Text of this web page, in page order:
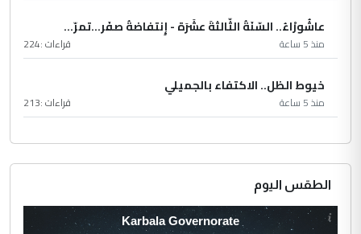
عاشُورْاءُ.. السّنَةُ الثّالثةَ عشَرَة - إِنتفاضةُ صفَر…تمرّ...
منذ 5 ساعة قراءات :224
خيوط الظل.. الاكتفاء بالجميلي
منذ 5 ساعة قراءات :213
الطقس اليوم
Karbala Governorate